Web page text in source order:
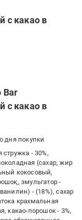
с какао в
Bar
с какао в
дня покупки
стружка - 30%,
(сахар, жир
кокосовый,
эмульгатор -
- (18%), сахар
крахмальная
какао-порошок - 3%,